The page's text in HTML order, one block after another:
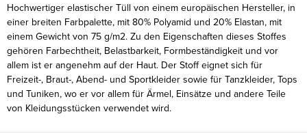
Hochwertiger elastischer Tüll von einem europäischen Hersteller, in
einer breiten Farbpalette, mit 80% Polyamid und 20% Elastan, mit
einem Gewicht von 75 g/m2. Zu den Eigenschaften dieses Stoffes
gehören Farbechtheit, Belastbarkeit, Formbeständigkeit und vor
allem ist er angenehm auf der Haut. Der Stoff eignet sich für
Freizeit-, Braut-, Abend- und Sportkleider sowie für Tanzkleider, Tops
und Tuniken, wo er vor allem für Ärmel, Einsätze und andere Teile
von Kleidungsstücken verwendet wird.